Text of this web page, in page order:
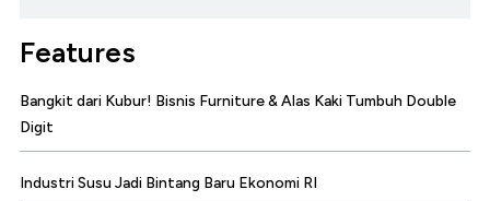
Features
Bangkit dari Kubur! Bisnis Furniture & Alas Kaki Tumbuh Double
Digit
Industri Susu Jadi Bintang Baru Ekonomi RI